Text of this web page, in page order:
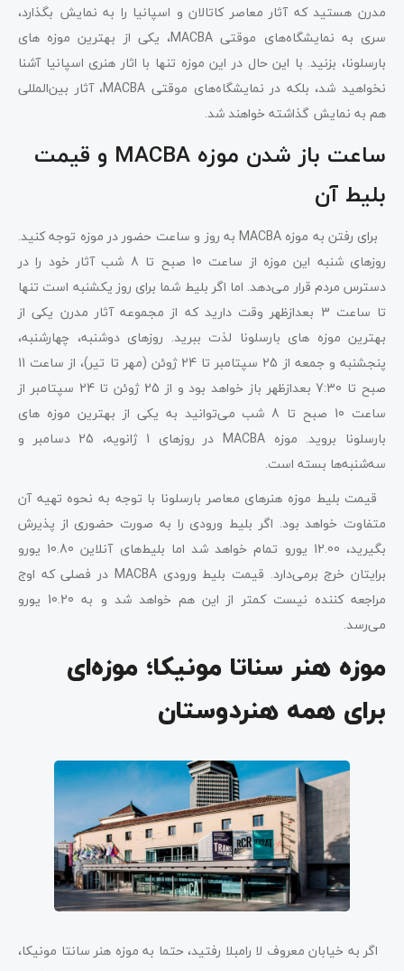
مدرن هستید که آثار معاصر کاتالان و اسپانیا را به نمایش بگذارد،
سری به نمایشگاه‌های موقتی MACBA، یکی از بهترین موزه های
بارسلونا، بزنید. با این حال در این موزه تنها با اثار هنری اسپانیا آشنا
نخواهید شد، بلکه در نمایشگاه‌های موقتی MACBA، آثار بین‌المللی
هم به نمایش گذاشته خواهند شد.
ساعت باز شدن موزه MACBA و قیمت
بلیط آن
برای رفتن به موزه MACBA به روز و ساعت حضور در موزه توجه کنید.
روزهای شنبه این موزه از ساعت 10 صبح تا 8 شب آثار خود را در
دسترس مردم قرار می‌دهد. اما اگر بلیط شما برای روز یکشنبه است تنها
تا ساعت 3 بعدازظهر وقت دارید که از مجموعه آثار مدرن یکی از
بهترین موزه های بارسلونا لذت ببرید. روزهای دوشنبه، چهارشنبه،
پنجشنبه و جمعه از 25 سپتامبر تا 24 ژوئن (مهر تا تیر)، از ساعت 11
صبح تا 7:30 بعدازظهر باز خواهد بود و از 25 ژوئن تا 24 سپتامبر از
ساعت 10 صبح تا 8 شب می‌توانید به یکی از بهترین موزه های
بارسلونا بروید. موزه MACBA در روزهای 1 ژانویه، 25 دسامبر و
سه‌شنبه‌ها بسته است.
قیمت بلیط موزه هنرهای معاصر بارسلونا با توجه به نحوه تهیه آن
متفاوت خواهد بود. اگر بلیط ورودی را به صورت حضوری از پذیرش
بگیرید، 12.00 یورو تمام خواهد شد اما بلیط‌های آنلاین 10.80 یورو
برایتان خرج برمی‌دارد. قیمت بلیط ورودی MACBA در فصلی که اوج
مراجعه کننده نیست کمتر از این هم خواهد شد و به 10.20 یورو
می‌رسد.
موزه هنر سناتا مونیکا؛ موزه‌ای
برای همه هنردوستان
اگر به خیابان معروف لا رامبلا رفتید، حتما به موزه هنر سانتا مونیکا،